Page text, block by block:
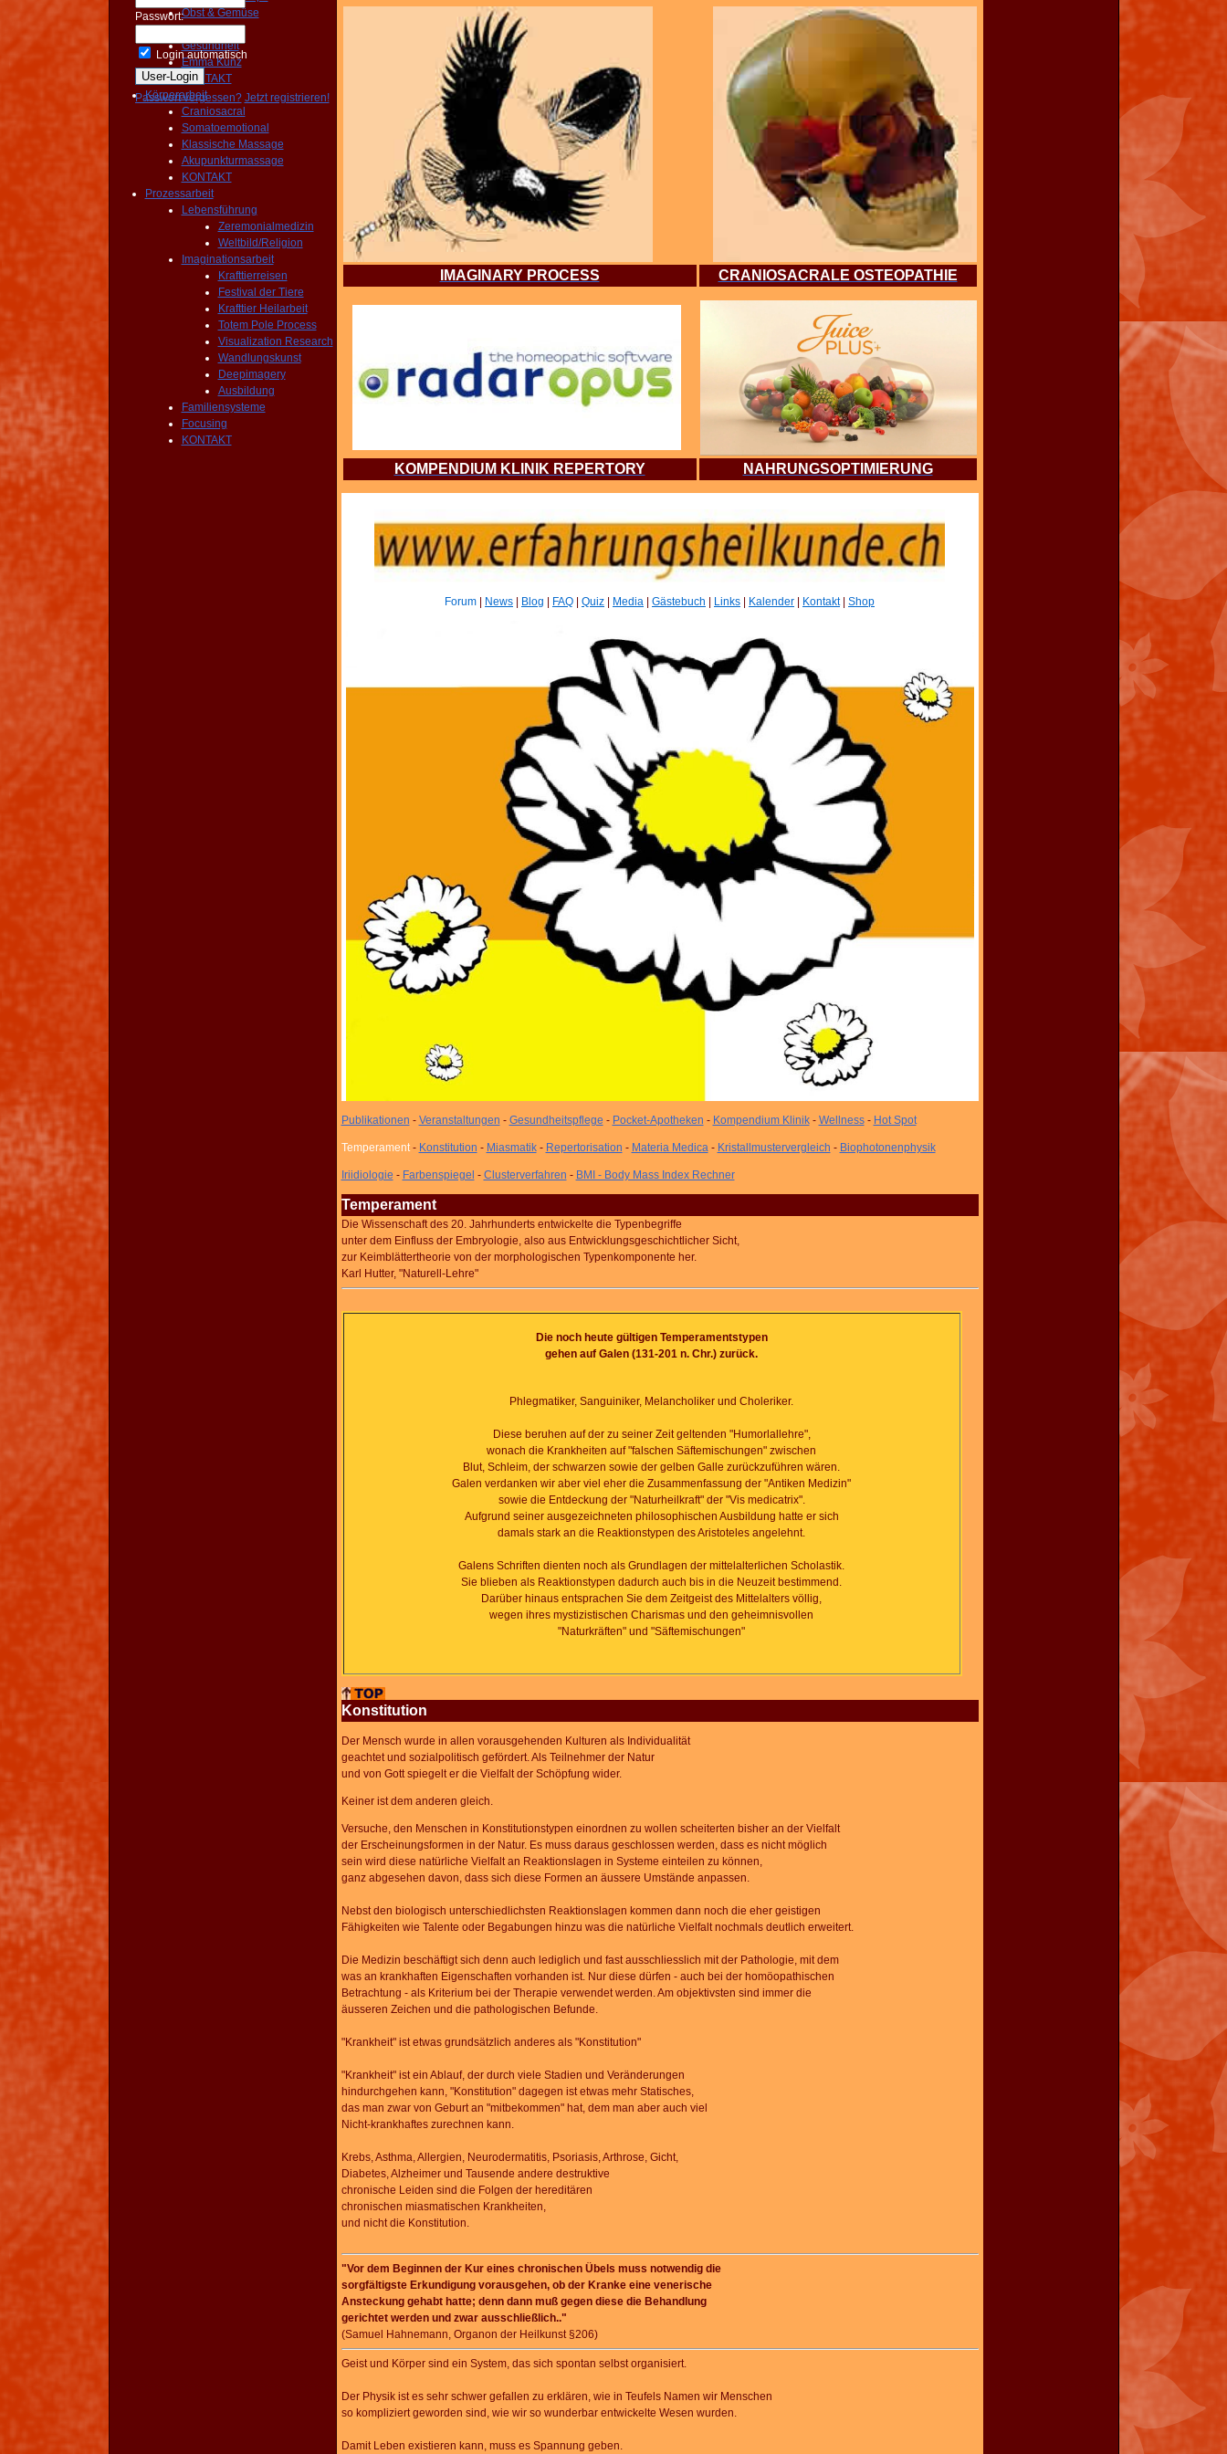
Obst & Gemüse
Wasserfilter
Gesundheit
Emma Kunz
KONTAKT
Körperarbeit
Craniosacral
Somatoemotional
Klassische Massage
Akupunkturmassage
KONTAKT
Prozessarbeit
Lebensführung
Zeremonialmedizin
Weltbild/Religion
Imaginationsarbeit
Krafttierreisen
Festival der Tiere
Krafttier Heilarbeit
Totem Pole Process
Visualization Research
Wandlungskunst
Deepimagery
Ausbildung
Familiensysteme
Focusing
KONTAKT
Passwort:
Login automatisch
Passwort vergessen? Jetzt registrieren!
IMAGINARY PROCESS CRANIOSACRALE OSTEOPATHIE
KOMPENDIUM KLINIK REPERTORY NAHRUNGSOPTIMIERUNG
Forum News Blog FAQ Quiz Media Gästebuch Links Kalender Kontakt| Shop
Publikationen - Veranstaltungen - Gesundheitspflege - Pocket-Apotheken - Kompendium Klinik- Wellness- Hot Spot
Temperament - Konstitution - Miasmatik - Repertorisation - Materia Medica- Kristallmustervergleich - Biophotonenphysik
Iriidiologie - Farbenspiegel - Clusterverfahren - BMI - Body Mass Index Rechner
Temperament
Die Wissenschaft des 20. Jahrhunderts entwickelte die Typenbegriffe
unter dem Einfluss der Embryologie, also aus Entwicklungsgeschichtlicher Sicht,
zur Keimblättertheorie von der morphologischen Typenkomponente her.
Karl Hutter, "Naturell-Lehre"
Die noch heute gültigen Temperamentstypen
gehen auf Galen (131-201 n. Chr.) zurück.
Phlegmatiker, Sanguiniker, Melancholiker und Choleriker.
Diese beruhen auf der zu seiner Zeit geltenden "Humorlallehre",
wonach die Krankheiten auf "falschen Säftemischungen" zwischen
Blut, Schleim, der schwarzen sowie der gelben Galle zurückzuführen wären.
Galen verdanken wir aber viel eher die Zusammenfassung der "Antiken Medizin"
sowie die Entdeckung der "Naturheilkraft" der "Vis medicatrix".
Aufgrund seiner ausgezeichneten philosophischen Ausbildung hatte er sich
damals stark an die Reaktionstypen des Aristoteles angelehnt.
Galens Schriften dienten noch als Grundlagen der mittelalterlichen Scholastik.
Sie blieben als Reaktionstypen dadurch auch bis in die Neuzeit bestimmend.
Darüber hinaus entsprachen Sie dem Zeitgeist des Mittelalters völlig,
wegen ihres mystizistischen Charismas und den geheimnisvollen
"Naturkräften" und "Säftemischungen"
Konstitution
Der Mensch wurde in allen vorausgehenden Kulturen als Individualität
geachtet und sozialpolitisch gefördert. Als Teilnehmer der Natur
und von Gott spiegelt er die Vielfalt der Schöpfung wider.
Keiner ist dem anderen gleich.
Versuche, den Menschen in Konstitutionstypen einordnen zu wollen scheiterten bisher an der Vielfalt
der Erscheinungsformen in der Natur. Es muss daraus geschlossen werden, dass es nicht möglich
sein wird diese natürliche Vielfalt an Reaktionslagen in Systeme einteilen zu können,
ganz abgesehen davon, dass sich diese Formen an äussere Umstände anpassen.
Nebst den biologisch unterschiedlichsten Reaktionslagen kommen dann noch die eher geistigen
Fähigkeiten wie Talente oder Begabungen hinzu was die natürliche Vielfalt nochmals deutlich erweitert.
Die Medizin beschäftigt sich denn auch lediglich und fast ausschliesslich mit der Pathologie, mit dem
was an krankhaften Eigenschaften vorhanden ist. Nur diese dürfen - auch bei der homöopathischen
Betrachtung - als Kriterium bei der Therapie verwendet werden. Am objektivsten sind immer die
äusseren Zeichen und die pathologischen Befunde.
"Krankheit" ist etwas grundsätzlich anderes als "Konstitution"
"Krankheit" ist ein Ablauf, der durch viele Stadien und Veränderungen
hindurchgehen kann, "Konstitution" dagegen ist etwas mehr Statisches,
das man zwar von Geburt an "mitbekommen" hat, dem man aber auch viel
Nicht-krankhaftes zurechnen kann.
Krebs, Asthma, Allergien, Neurodermatitis, Psoriasis, Arthrose, Gicht,
Diabetes, Alzheimer und Tausende andere destruktive
chronische Leiden sind die Folgen der hereditären
chronischen miasmatischen Krankheiten,
und nicht die Konstitution.
"Vor dem Beginnen der Kur eines chronischen Übels muss notwendig die
sorgfältigste Erkundigung vorausgehen, ob der Kranke eine venerische
Ansteckung gehabt hatte; denn dann muß gegen diese die Behandlung
gerichtet werden und zwar ausschließlich.."
(Samuel Hahnemann, Organon der Heilkunst §206)
Geist und Körper sind ein System, das sich spontan selbst organisiert.
Der Physik ist es sehr schwer gefallen zu erklären, wie in Teufels Namen wir Menschen
so kompliziert geworden sind, wie wir so wunderbar entwickelte Wesen wurden.
Damit Leben existieren kann, muss es Spannung geben.